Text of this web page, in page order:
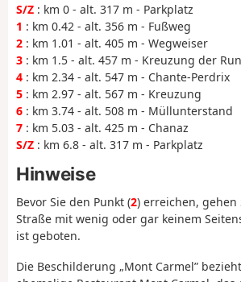
S/Z : km 0 - alt. 317 m - Parkplatz
1 : km 0.42 - alt. 356 m - Fußweg
2 : km 1.01 - alt. 405 m - Wegweiser
3 : km 1.5 - alt. 457 m - Kreuzung der
4 : km 2.34 - alt. 547 m - Chante-Perdrix
5 : km 2.97 - alt. 567 m - Kreuzung
6 : km 3.74 - alt. 508 m - Müllunterstand
7 : km 5.03 - alt. 425 m - Chanaz
S/Z : km 6.8 - alt. 317 m - Parkplatz
Hinweise
Bevor Sie den Punkt (2) erreichen, gehen
Straße mit wenig oder gar keinem
ist geboten.
Die Beschilderung „Mont Carmel”